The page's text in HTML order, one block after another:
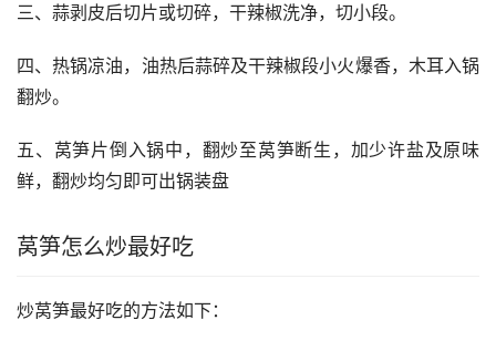
三、蒜剥皮后切片或切碎，干辣椒洗净，切小段。
四、热锅凉油，油热后蒜碎及干辣椒段小火爆香，木耳入锅
翻炒。
五、莴笋片倒入锅中，翻炒至莴笋断生，加少许盐及原味
鲜，翻炒均匀即可出锅装盘
莴笋怎么炒最好吃
炒莴笋最好吃的方法如下：